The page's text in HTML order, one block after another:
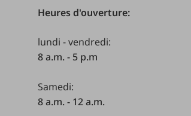
Heures d'ouverture:
lundi - vendredi:
8 a.m. - 5 p.m
Samedi:
8 a.m. - 12 a.m.